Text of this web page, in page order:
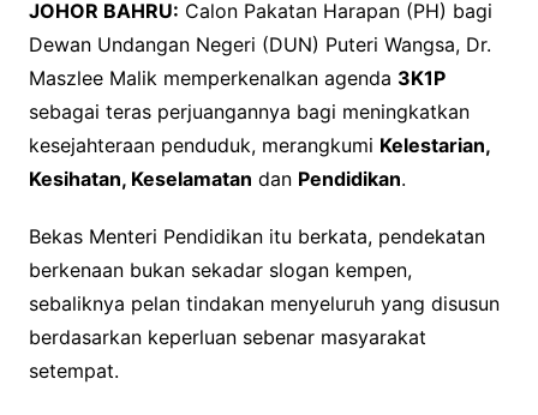
JOHOR BAHRU: Calon Pakatan Harapan (PH) bagi
Dewan Undangan Negeri (DUN) Puteri Wangsa, Dr.
Maszlee Malik memperkenalkan agenda 3K1P
sebagai teras perjuangannya bagi meningkatkan
kesejahteraan penduduk, merangkumi Kelestarian,
Kesihatan, Keselamatan dan Pendidikan.
Bekas Menteri Pendidikan itu berkata, pendekatan
berkenaan bukan sekadar slogan kempen,
sebaliknya pelan tindakan menyeluruh yang disusun
berdasarkan keperluan sebenar masyarakat
setempat.